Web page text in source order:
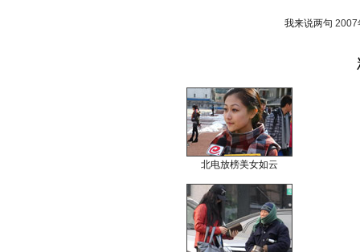
我来说两句 2007
北电放榜美女如云